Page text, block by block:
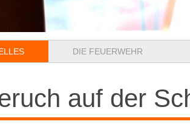
DIE FEUERWEHR
auf der